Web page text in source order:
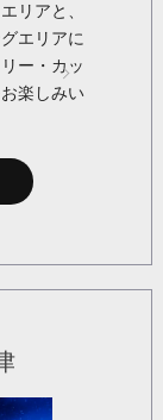
リアと、
エリアに
ー・カッ
楽しみい